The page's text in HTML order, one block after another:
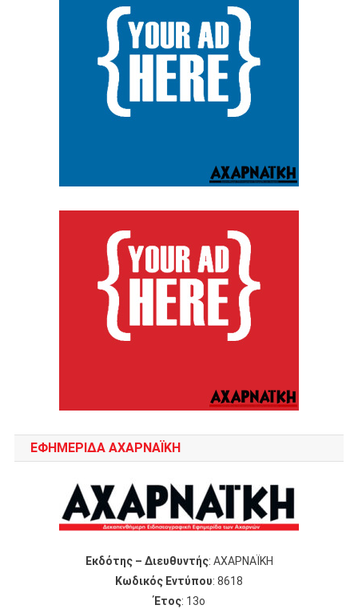
ΕΦΗΜΕΡΙΔΑ ΑΧΑΡΝΑΪΚΗ
Εκδότης – Διευθυντής: ΑΧΑΡΝΑΪΚΗ
Κωδικός Εντύπου: 8618
Έτος: 13ο